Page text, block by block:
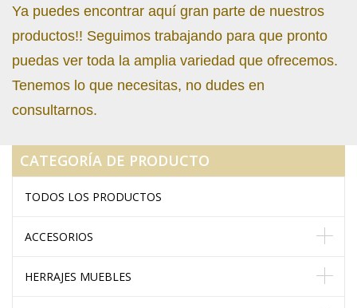
Ya puedes encontrar aquí gran parte de nuestros
productos!! Seguimos trabajando para que pronto
puedas ver toda la amplia variedad que ofrecemos.
Tenemos lo que necesitas, no dudes en
consultarnos.
CATEGORÍA DE PRODUCTO
TODOS LOS PRODUCTOS
ACCESORIOS
HERRAJES MUEBLES